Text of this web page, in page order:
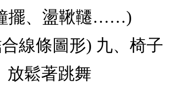
擺、盪鞦韆……)
線條圖形) 九、椅子
放鬆著跳舞